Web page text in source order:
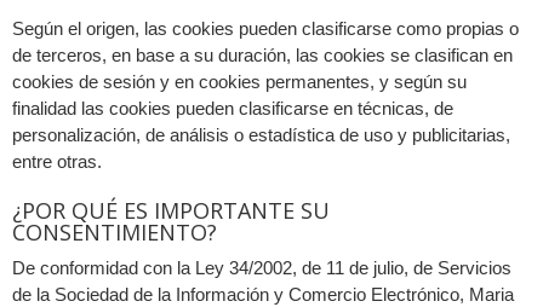
Según el origen, las cookies pueden clasificarse como propias o
de terceros, en base a su duración, las cookies se clasifican en
cookies de sesión y en cookies permanentes, y según su
finalidad las cookies pueden clasificarse en técnicas, de
personalización, de análisis o estadística de uso y publicitarias,
entre otras.
¿POR QUÉ ES IMPORTANTE SU
CONSENTIMIENTO?
De conformidad con la Ley 34/2002, de 11 de julio, de Servicios
de la Sociedad de la Información y Comercio Electrónico, Maria